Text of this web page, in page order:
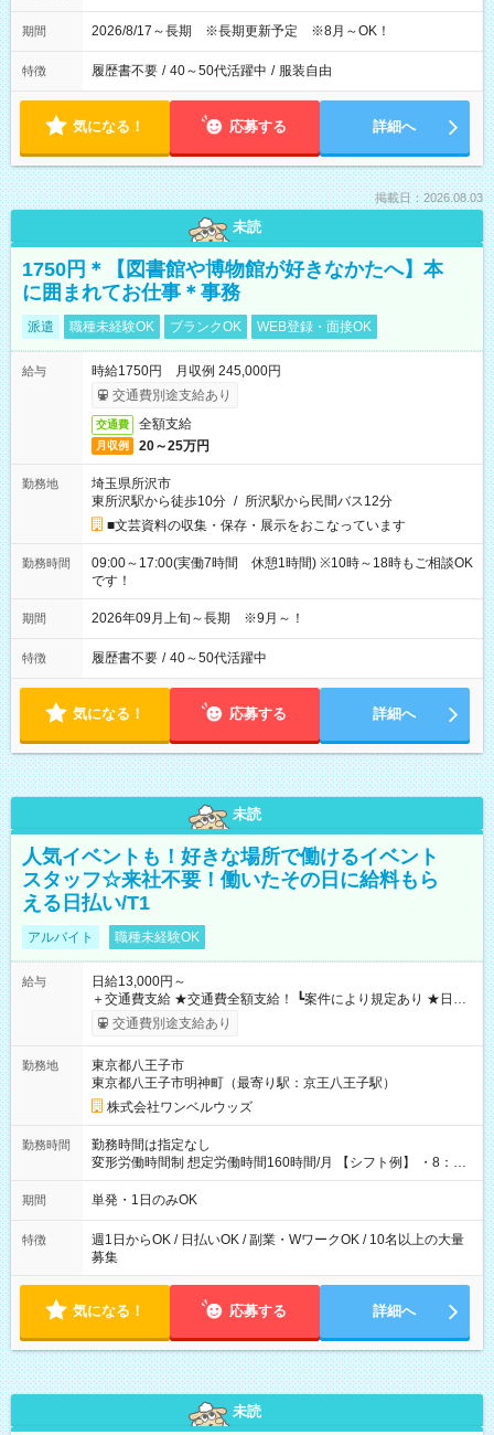
期間 2026/8/17～長期 ※長期更新予定 ※8月～OK！
特徴 履歴書不要 / 40～50代活躍中 / 服装自由
気になる！ 応募する 詳細へ
掲載日：2026.08.03
未読
1750円＊【図書館や博物館が好きなかたへ】本
に囲まれてお仕事＊事務
派遣 職種未経験OK ブランクOK WEB登録・面接OK
給与
時給1750円 月収例 245,000円
交通費別途支給あり
交通費 全額支給
月収例 20～25万円
勤務地
埼玉県所沢市
東所沢駅から徒歩10分 / 所沢駅から民間バス12分
■文芸資料の収集・保存・展示をおこなっています
勤務時間
09:00～17:00(実働7時間 休憩1時間) ※10時～18時もご相談OK
です！
期間 2026年09月上旬～長期 ※9月～！
特徴 履歴書不要 / 40～50代活躍中
気になる！ 応募する 詳細へ
未読
人気イベントも！好きな場所で働けるイベント
スタッフ☆来社不要！働いたその日に給料もら
える日払い/T1
アルバイト 職種未経験OK
給与
日給13,000円～
＋交通費支給 ★交通費全額支給！ ┗案件により規定あり ★日払
いOK！（規定あり） ┗働いたその日に現金GET♪ お仕事後はコ
ンビニATMから 日払い分を引き落とせます！ 【試用期間】試
交通費別途支給あり
勤務地
東京都八王子市
東京都八王子市明神町（最寄り駅：京王八王子駅）
株式会社ワンベルウッズ
勤務時間
勤務時間は指定なし
変形労働時間制 想定労働時間160時間/月 【シフト例】 ・8：00
～21：00
期間 単発・1日のみOK
特徴
週1日からOK / 日払いOK / 副業・WワークOK / 10名以上の大量
募集
気になる！ 応募する 詳細へ
未読